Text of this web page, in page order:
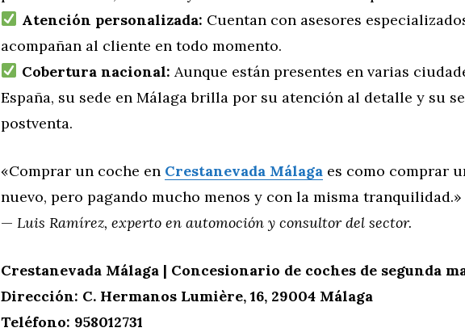
Atención personalizada: Cuentan con asesores
acompañan al cliente en todo momento.
Cobertura nacional: Aunque están presentes en varias
España, su sede en Málaga brilla por su atención al detalle y su
postventa.
«Comprar un coche en Crestanevada Málaga es como comprar
nuevo, pero pagando mucho menos y con la misma tranquilidad.»
— Luis Ramírez, experto en automoción y consultor del sector.
Crestanevada Málaga | Concesionario de coches de segunda
Dirección: C. Hermanos Lumière, 16, 29004 Málaga
Teléfono: 958012731